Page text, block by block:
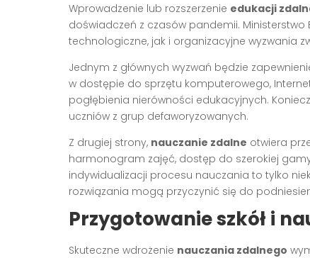
Wprowadzenie lub rozszerzenie edukacji
doświadczeń z czasów pandemii.
technologiczne, jak i organizacyjne wyzwania
Jednym z głównych wyzwań będzie
w dostępie do sprzętu komputerowego,
pogłębienia nierówności edukacyjnych.
uczniów z grup defaworyzowanych.
Z drugiej strony, nauczanie zdalne otwiera
harmonogram zajęć, dostęp do szerokiej
indywidualizacji procesu nauczania to tylko
rozwiązania mogą przyczynić się do
Przygotowanie szkół i
Skuteczne wdrożenie nauczania zdalnego